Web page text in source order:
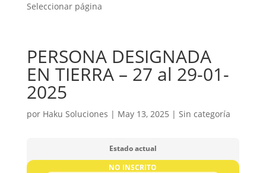
Seleccionar página
PERSONA DESIGNADA
EN TIERRA – 27 al 29-01-
2025
por Haku Soluciones | May 13, 2025 | Sin categoría
Estado actual
NO INSCRITO